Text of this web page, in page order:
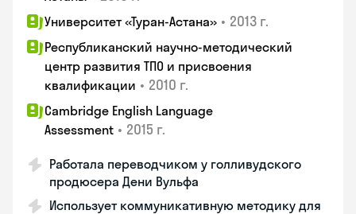
Университет «Туран-Астана» • 2013 г.
Республиканский научно-методический
центр развития ТПО и присвоения
квалификации • 2010 г.
Cambridge English Language
Assessment • 2015 г.
Работала переводчиком у голливудского
продюсера Дени Вульфа
Использует коммуникативную методику для